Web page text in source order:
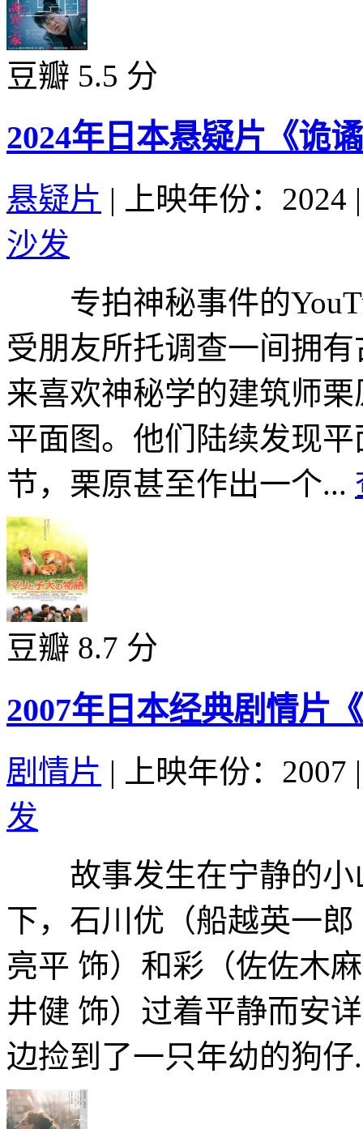
豆瓣 5.5 分
2024年日本悬疑片《诡
悬疑片 | 上映年份：2024 |
沙发
专拍神秘事件的
受朋友所托调查一间拥
来喜欢神秘学的建筑师
平面图。他们陆续发现
节，栗原甚至作出一个...
豆瓣 8.7 分
2007年日本经典剧情片
剧情片 | 上映年份：2007 |
发
故事发生在宁静的小
下，石川优（船越英一
亮平 饰）和彩（佐佐木
井健 饰）过着平静而安
边捡到了一只年幼的狗